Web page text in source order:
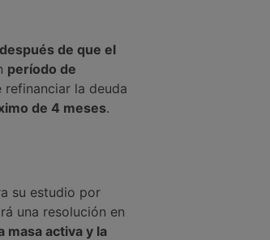
de que el
período de
refinanciar la deuda
de 4 meses.
su estudio por
una resolución en
masa activa y la